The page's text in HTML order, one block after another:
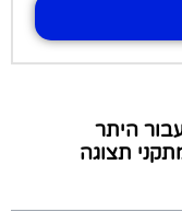
היתר
תצוגה​